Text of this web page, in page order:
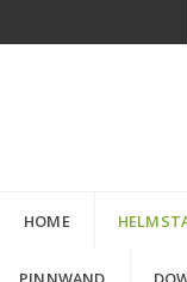
HOME